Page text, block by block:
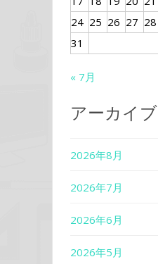
24 25 26 27 28
31
« 7月
アーカイブ
2026年8月
2026年7月
2026年6月
2026年5月